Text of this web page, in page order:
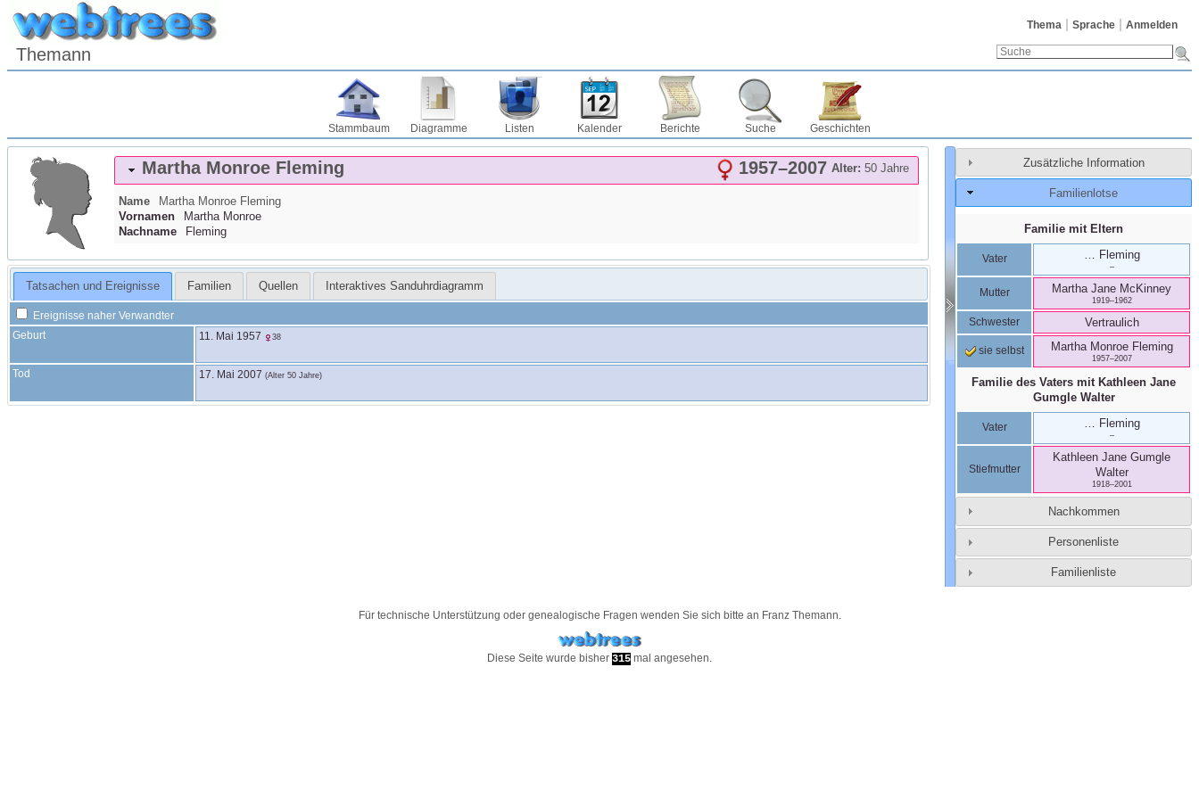
Thema Sprache Anmelden
Themann
Stammbaum Diagramme Listen Kalender Berichte Suche Geschichten
Martha Monroe Fleming Alter: 50 Jahre
1957–2007
Name Martha Monroe Fleming
Vornamen
Martha Monroe
Nachname
Fleming
Tatsachen und Ereignisse Familien Quellen Interaktives Sanduhrdiagramm
Ereignisse naher Verwandter
Geburt
11. Mai 1957 38
Tod 17. Mai 2007 (Alter 50 Jahre)
Zusätzliche Information
Familienlotse
Familie mit Eltern
Vater … Fleming
–
Mutter Martha Jane McKinney
1919–1962
Schwester Vertraulich
sie selbst Martha Monroe Fleming
1957–2007
Familie des Vaters mit Kathleen Jane
Gumgle Walter
Vater … Fleming
–
Stiefmutter
Kathleen Jane Gumgle
Walter
1918–2001
Nachkommen
Personenliste
Familienliste
Für technische Unterstützung oder genealogische Fragen wenden Sie sich bitte an Franz Themann.
Diese Seite wurde bisher 315 mal angesehen.